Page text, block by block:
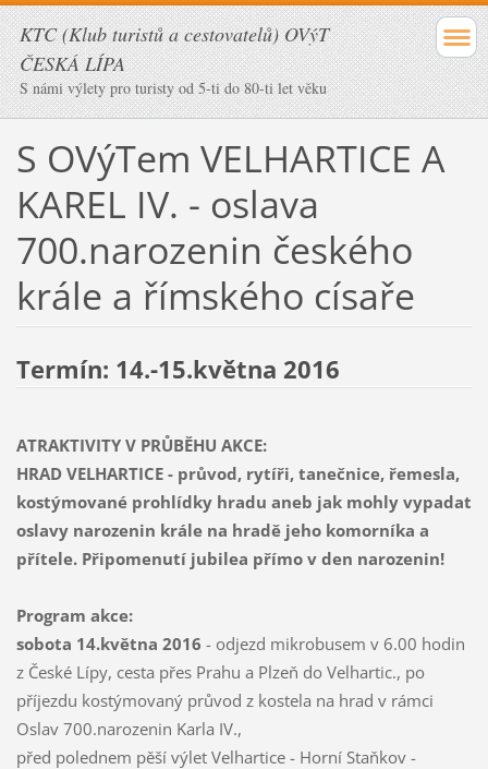
KTC (Klub turistů a cestovatelů) OVýT
ČESKÁ LÍPA
S námi výlety pro turisty od 5-ti do 80-ti let věku
S OVýTem VELHARTICE A
KAREL IV. - oslava
700.narozenin českého
krále a římského císaře
Termín: 14.-15.května 2016
ATRAKTIVITY V PRŮBĚHU AKCE:
HRAD VELHARTICE - průvod, rytíři, tanečnice, řemesla,
kostýmované prohlídky hradu aneb jak mohly vypadat
oslavy narozenin krále na hradě jeho komorníka a
přítele. Připomenutí jubilea přímo v den narozenin!
Program akce:
sobota 14.května 2016 - odjezd mikrobusem v 6.00 hodin
z České Lípy, cesta přes Prahu a Plzeň do Velhartic., po
příjezdu kostýmovaný průvod z kostela na hrad v rámci
Oslav 700.narozenin Karla IV.,
před polednem pěší výlet Velhartice - Horní Staňkov -